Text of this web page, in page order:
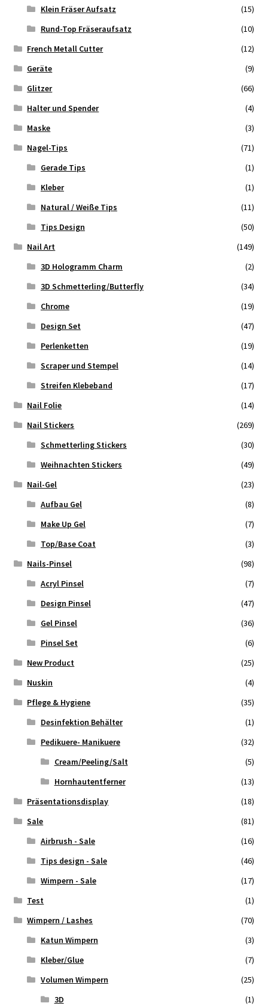
Klein Fräser Aufsatz
(15)
Rund-Top Fräseraufsatz
(10)
French Metall Cutter
(12)
Geräte
(9)
Glitzer
(66)
Halter und Spender
(4)
Maske
(3)
Nagel-Tips
(71)
Gerade Tips
(1)
Kleber
(1)
Natural / Weiße Tips
(11)
Tips Design
(50)
Nail Art
(149)
3D Hologramm Charm
(2)
3D Schmetterling/Butterfly
(34)
Chrome
(19)
Design Set
(47)
Perlenketten
(19)
Scraper und Stempel
(14)
Streifen Klebeband
(17)
Nail Folie
(14)
Nail Stickers
(269)
Schmetterling Stickers
(30)
Weihnachten Stickers
(49)
Nail-Gel
(23)
Aufbau Gel
(8)
Make Up Gel
(7)
Top/Base Coat
(3)
Nails-Pinsel
(98)
Acryl Pinsel
(7)
Design Pinsel
(47)
Gel Pinsel
(36)
Pinsel Set
(6)
New Product
(25)
Nuskin
(4)
Pflege & Hygiene
(35)
Desinfektion Behälter
(1)
Pedikuere- Manikuere
(32)
Cream/Peeling/Salt
(5)
Hornhautentferner
(13)
Präsentationsdisplay
(18)
Sale
(81)
Airbrush - Sale
(16)
Tips design - Sale
(46)
Wimpern - Sale
(17)
Test
(1)
Wimpern / Lashes
(70)
Katun Wimpern
(3)
Kleber/Glue
(7)
Volumen Wimpern
(25)
3D
(1)